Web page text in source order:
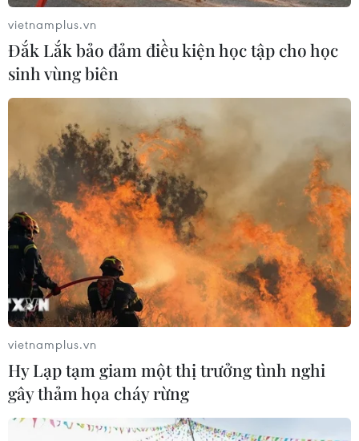
vietnamplus.vn
Đắk Lắk bảo đảm điều kiện học tập cho học
sinh vùng biên
vietnamplus.vn
Hy Lạp tạm giam một thị trưởng tình nghi
gây thảm họa cháy rừng